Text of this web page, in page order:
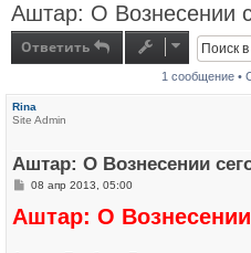
Аштар: О Вознесении
Ответить
1 сообщение •
Rina
Site Admin
Аштар: О Вознесении
С
о
б
08 апр 2013, 05:00
Аштар: О Вознесении